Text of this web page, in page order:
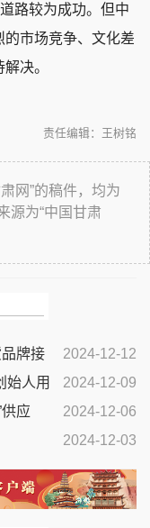
路较为成功。但中
的市场竞争、文化差
决。
责任编辑：王树铭
网”的稿件，均为
源为“中国甘肃
2024-12-12
牌接
2024-12-09
始人用
2024-12-06
应
2024-12-03